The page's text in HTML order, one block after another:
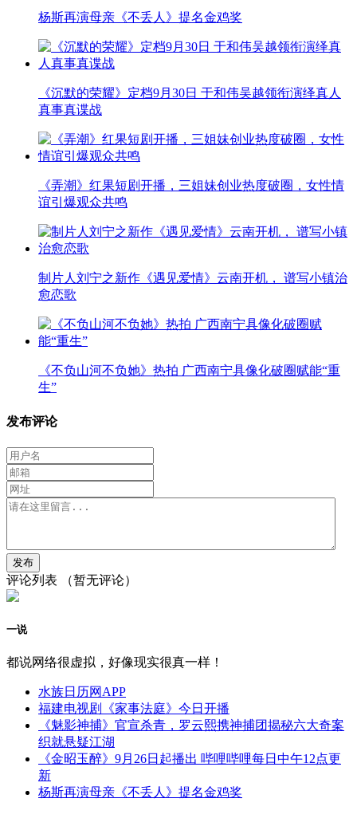
杨斯再演母亲《不丢人》提名金鸡奖
《沉默的荣耀》定档9月30日 于和伟吴越领衔演绎真人
真事真谍战
《弄潮》红果短剧开播，三姐妹创业热度破圈，女性情
谊引爆观众共鸣
制片人刘宁之新作《遇见爱情》云南开机， 谱写小镇治
愈恋歌
《不负山河不负她》热拍 广西南宁具像化破圈赋能“重
生”
发布评论
评论列表 （暂无评论）
一说
都说网络很虚拟，好像现实很真一样！
水族日历网APP
福建电视剧《家事法庭》今日开播
《魅影神捕》官宣杀青，罗云熙携神捕团揭秘六大奇案
织就悬疑江湖
《金昭玉醉》9月26日起播出 哔哩哔哩每日中午12点更
新
杨斯再演母亲《不丢人》提名金鸡奖